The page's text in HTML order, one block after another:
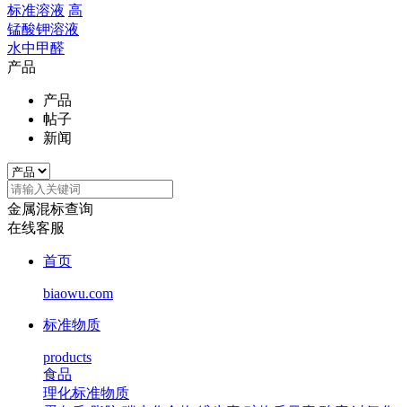
标准溶液 高
锰酸钾溶液
水中甲醛
产品
产品
帖子
新闻
金属混标查询
在线客服
首页
biaowu.com
标准物质
products
食品
理化标准物质